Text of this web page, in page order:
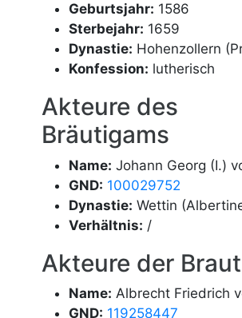
Geburtsjahr: 1586
Sterbejahr: 1659
Dynastie: Hohenzollern
Konfession: lutherisch
Akteure des
Bräutigams
Name: Johann Georg (I.)
GND: 100029752
Dynastie: Wettin
Verhältnis: /
Akteure der Braut
Name: Albrecht Friedrich
GND: 119258447